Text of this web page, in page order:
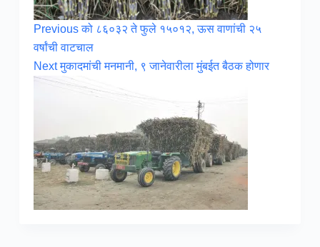
Previousको ८६०३२ ते फुले १५०१२, ऊस वाणांची २५
वर्षांची वाटचाल
Nextमुकादमांची मनमानी, ९ जानेवारीला मुंबईत बैठक होणार